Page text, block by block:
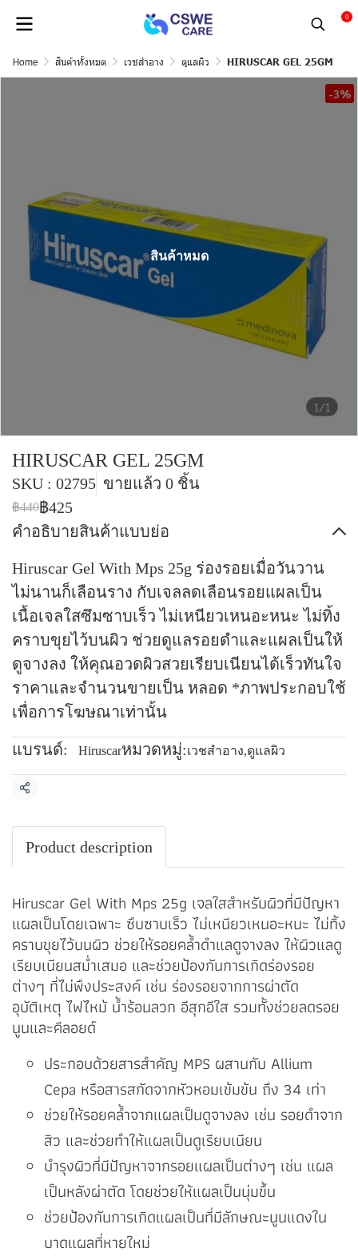
0
Home สินค้าทั้งหมด เวชสำอาง ดูแลผิว HIRUSCAR GEL 25GM
1/1
-3%
สินค้าหมด
HIRUSCAR GEL 25GM
SKU : 02795 ขายแล้ว 0 ชิ้น
฿440฿425
คำอธิบายสินค้าแบบย่อ
Hiruscar Gel With Mps 25g ร่องรอยเมื่อวันวาน
ไม่นานก็เลือนราง กับเจลลดเลือนรอยแผลเป็น
เนื้อเจลใสซึมซาบเร็ว ไม่เหนียวเหนอะหนะ ไม่ทิ้ง
คราบขุยไว้บนผิว ช่วยดูแลรอยดำและแผลเป็นให้
ดูจางลง ให้คุณอวดผิวสวยเรียบเนียนได้เร็วทันใจ
ราคาและจำนวนขายเป็น หลอด *ภาพประกอบใช้
เพื่อการโฆษณาเท่านั้น
แบรนด์: Hiruscarหมวดหมู่:เวชสำอาง,ดูแลผิว
แชร์
Product description
Hiruscar Gel With Mps 25g เจลใสสำหรับผิวที่มีปัญหา
แผลเป็นโดยเฉพาะ ซึบซาบเร็ว ไม่เหนียวเหนอะหนะ ไม่ทิ้ง
คราบขุยไว้บนผิว ช่วยให้รอยคล้ำดำแลดูจางลง ให้ผิวแลดู
เรียบเนียนสม่ำเสมอ และช่วยป้องกันการเกิดร่องรอย
ต่างๆ ที่ไม่พึงประสงค์ เช่น ร่องรอยจากการผ่าตัด
อุบัติเหตุ ไฟไหม้ น้ำร้อนลวก อีสุกอีใส รวมทั้งช่วยลดรอย
นูนและคีลอยด์
ประกอบด้วยสารสำคัญ MPS ผสานกับ Allium
Cepa หรือสารสกัดจากหัวหอมเข้มข้น ถึง 34 เท่า
ช่วยให้รอยคล้ำจากแผลเป็นดูจางลง เช่น รอยดำจาก
สิว และช่วยทำให้แผลเป็นดูเรียบเนียน
บำรุงผิวที่มีปัญหาจากรอยแผลเป็นต่างๆ เช่น แผล
เป็นหลังผ่าตัด โดยช่วยให้แผลเป็นนุ่มขึ้น
ช่วยป้องกันการเกิดแผลเป็นที่มีลักษณะนูนแดงใน
บาดแผลที่หายใหม่